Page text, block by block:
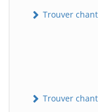
Trouver
Trouver